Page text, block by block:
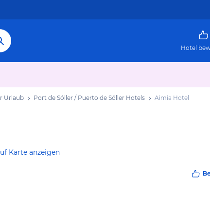
Hotel
Urlaub Port de Sóller / Puerto de Sóller Hotels Aimia Hotel
Karte anzeigen